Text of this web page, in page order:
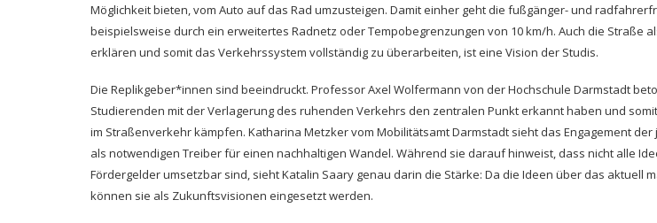
Möglichkeit bieten, vom Auto auf das Rad umzusteigen. Damit einher geht die fußgänger- und
beispielsweise durch ein erweitertes Radnetz oder Tempobegrenzungen von 10 km/h. Auch die Straße
erklären und somit das Verkehrssystem vollständig zu überarbeiten, ist eine Vision der Studis.
Die Replikgeber*innen sind beeindruckt. Professor Axel Wolfermann von der Hochschule Darmstadt
Studierenden mit der Verlagerung des ruhenden Verkehrs den zentralen Punkt erkannt haben und
im Straßenverkehr kämpfen. Katharina Metzker vom Mobilitätsamt Darmstadt sieht das Engagement
als notwendigen Treiber für einen nachhaltigen Wandel. Während sie darauf hinweist, dass nicht alle
Fördergelder umsetzbar sind, sieht Katalin Saary genau darin die Stärke: Da die Ideen über das aktuell
können sie als Zukunftsvisionen eingesetzt werden.